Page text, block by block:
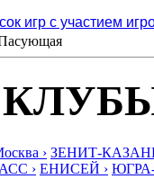
игр с участием
› ЗЕНИТ-
› ЕНИСЕЙ ›